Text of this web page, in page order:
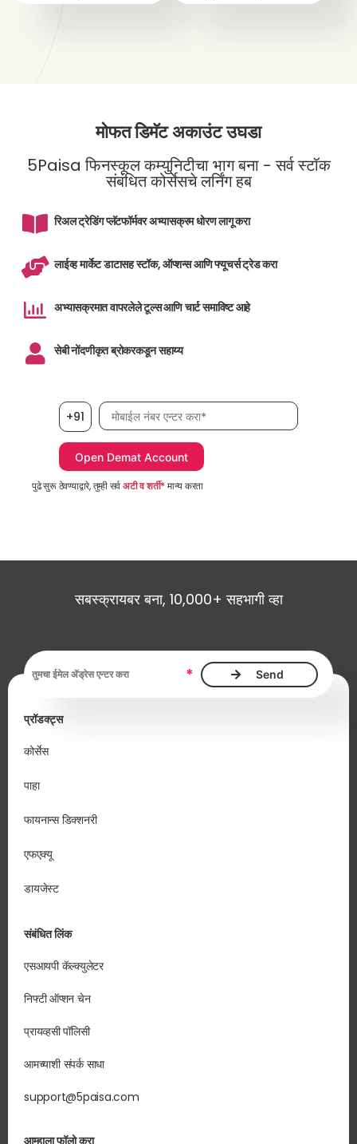
मोफत डिमॅट अकाउंट उघडा
5Paisa फिनस्कूल कम्युनिटीचा भाग बना - सर्व स्टॉक
संबंधित कोर्सेसचे लर्निंग हब
रिअल ट्रेडिंग प्लॅटफॉर्मवर अभ्यासक्रम धोरण लागू करा
लाईव्ह मार्केट डाटासह स्टॉक, ऑप्शन्स आणि फ्यूचर्स ट्रेड करा
अभ्यासक्रमात वापरलेले टूल्स आणि चार्ट समाविष्ट आहे
सेबी नोंदणीकृत ब्रोकरकडून सहाय्य
+91 मोबाईल नंबर, आवश्यक
पुढे सुरू ठेवण्याद्वारे, तुम्ही सर्वअटी व शर्ती*मान्य करता
सबस्क्रायबर बना, 10,000+ सहभागी व्हा
ईमेल ॲड्रेस, आवश्यक *
प्रॉडक्ट्स
कोर्सेस
पाहा
फायनान्स डिक्शनरी
एफएक्यू
डायजेस्ट
संबंधित लिंक
एसआयपी कॅल्क्युलेटर
निफ्टी ऑप्शन चेन
प्रायव्हसी पॉलिसी
आमच्याशी संपर्क साधा
support@5paisa.com
आम्हाला फॉलो करा